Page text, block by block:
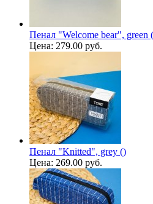
Пенал "Welcome bear", green
Цена: 279.00 руб.
Пенал "Knitted", grey ()
Цена: 269.00 руб.